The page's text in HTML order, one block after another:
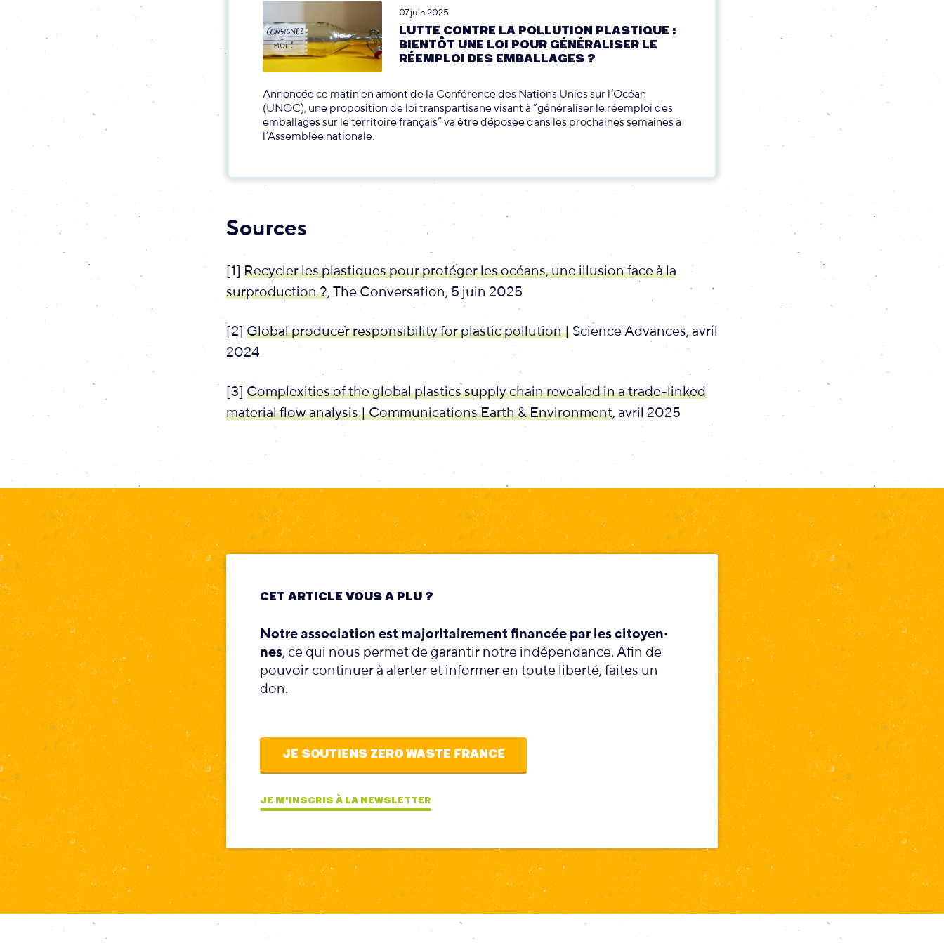
07 juin 2025
LUTTE CONTRE LA POLLUTION PLASTIQUE :
BIENTÔT UNE LOI POUR GÉNÉRALISER LE
RÉEMPLOI DES EMBALLAGES ?
Annoncée ce matin en amont de la Conférence des Nations Unies sur l’Océan
(UNOC), une proposition de loi transpartisane visant à “généraliser le réemploi des
emballages sur le territoire français” va être déposée dans les prochaines semaines à
l’Assemblée nationale.
Sources
[1]Recycler les plastiques pour protéger les océans, une illusion face à la
surproduction ?, The Conversation, 5 juin 2025
[2] Global producer responsibility for plastic pollution | Science Advances, avril
2024
[3] Complexities of the global plastics supply chain revealed in a trade-linked
material flow analysis | Communications Earth & Environment, avril 2025
CET ARTICLE VOUS A PLU ?
Notre association est majoritairement financée par les citoyen‧
nes, ce qui nous permet de garantir notre indépendance. Afin de
pouvoir continuer à alerter et informer en toute liberté, faites un
don.
JE SOUTIENS ZERO WASTE FRANCE
JE M'INSCRIS À LA NEWSLETTER